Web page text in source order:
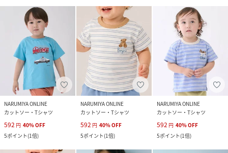
NARUMIYA ONLINE
カットソー・Tシャツ
592 円 40%OFF
5ポイント(1倍)
NARUMIYA ONLINE
カットソー・Tシャツ
592 円 40%OFF
5ポイント(1倍)
NARUMIYA ONLINE
カットソー・Tシャツ
592 円 40%OFF
5ポイント(1倍)